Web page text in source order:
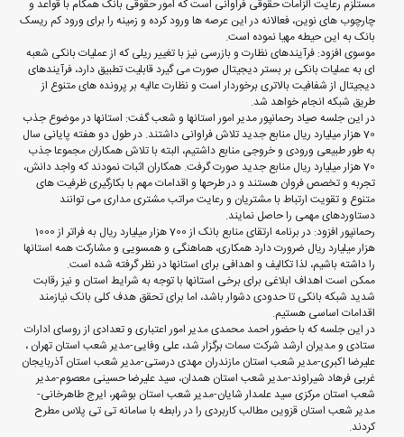
مستلزم رعایت الزامات حقوقی فراوانی است که امور حقوقی بانک همگام با قواعد و
چارچوب های نوین، فعالانه در این عرصه ها ورود کرده و زمینه را برای ورود کم ریسک
بانک به این حیطه مهیا نموده است.
موسوی افزود: فرآیندهای نظارت و بازرسی نیز با تغییر ریلی که از عملیات بانکی شعبه
ای به عملیات بانکی بر بستر دیجیتال صورت می گیرد قابلیت تطبیق دارد، فرآیندهای
دیجیتال از شفافیت بالاتری برخوردار است و نظارت عالیه بر پرونده های متنوع از
طریق شبکه انجام خواهد شد.
در این جلسه صیاد رحمانپور مدیر امور استانها و شعب گفت: استانها در موضوع جذب
70 هزار میلیارد ریال منابع جدید تلاش فراوانی داشتند. در طول دو هفته پایانی سال
به طور طبیعی ورودی و خروجی منابع داشتیم، البته با تلاش همکاران مجموعا جذب
70 هزار میلیارد ریال منابع جدید صورت گرفت. همکاران اثبات نمودند که واجد دانش،
تجربه و تخصص فروان هستند و در طرحها و اقدامات مهم با بکارگیری ظرفیت های
متنوع و تقویت ارتباط با مشتریان و رعایت مراتب مشتری مداری می توانند
دستاوردهای مهمی را حاصل نمایند.
رحمانپور افزود: در برنامه ارتقای منابع بانک از 700 هزار میلیارد ریال به فراتر از 1000
هزار میلیارد ریال ضرورت دارد همکاری، هماهنگی و همسویی و مشارکت همه استانها
را داشته باشیم، لذا تکالیف و اهدافی برای استانها در نظر گرفته شده است.
ممکن است اهداف ابلاغی برای برخی استانها با توجه به شرایط استان و نیز رقابت
شدید شبکه بانکی تا حدودی دشوار باشد، اما برای تحقق هدف کلی بانک نیازمند
اقدامات اساسی هستیم.
در این جلسه که با حضور احمد محمدی مدیر امور اعتباری و تعدادی از روسای ادارات
ستادی و مدیران ارشد شرکت سمات برگزار شد، علی وفایی-مدیر شعب استان تهران ،
علیرضا اکبری-مدیر شعب استان مازندران مهدی درستی-مدیر شعب استان آذربایجان
غربی فرهاد شیراوند-مدیر شعب استان همدان، سید علیرضا حسینی معصوم-مدیر
شعب استان مرکزی سید علمدار شایان-مدیر شعب استان بوشهر، ایرج طاهرخانی-
مدیر شعب استان قزوین مطالب کاربردی را در رابطه با سامانه تی تی پلاس مطرح
کردند.